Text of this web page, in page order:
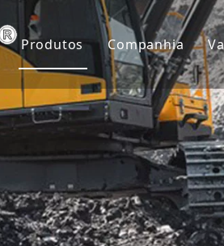
Produtos
Dentes de Balde
Caçamba da Escavadeira
Adaptador de dentes de
Outros acessórios da
Companhia
Sobre nós
Cultura
Perguntas